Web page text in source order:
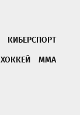
КИБЕРСПОРТ
ХОККЕЙ
ММА